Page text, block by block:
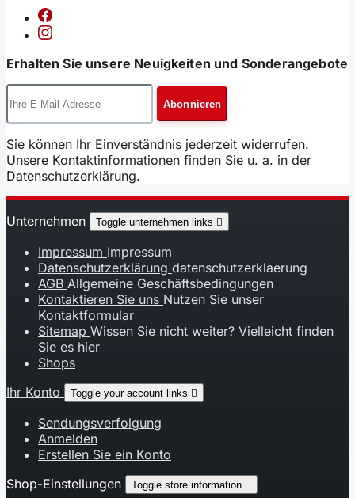
Erhalten Sie unsere Neuigkeiten und Sonderangebote
Sie können Ihr Einverständnis jederzeit widerrufen.
Unsere Kontaktinformationen finden Sie u. a. in der
Datenschutzerklärung.
Unternehmen Toggle unternehmen links 
Impressum Impressum
Datenschutzerklärung datenschutzerklaerung
AGB Allgemeine Geschäftsbedingungen
Kontaktieren Sie uns Nutzen Sie unser
Kontaktformular
Sitemap Wissen Sie nicht weiter? Vielleicht finden
Sie es hier
Shops
Ihr Konto
Toggle your account links 
Sendungsverfolgung
Anmelden
Erstellen Sie ein Konto
Shop-Einstellungen
Toggle store information 